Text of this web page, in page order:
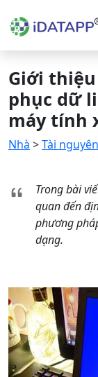
Giới
phục dữ
máy tính
Nhà >Tài nguyên
Trong bài
quan đến
phương
dạng.